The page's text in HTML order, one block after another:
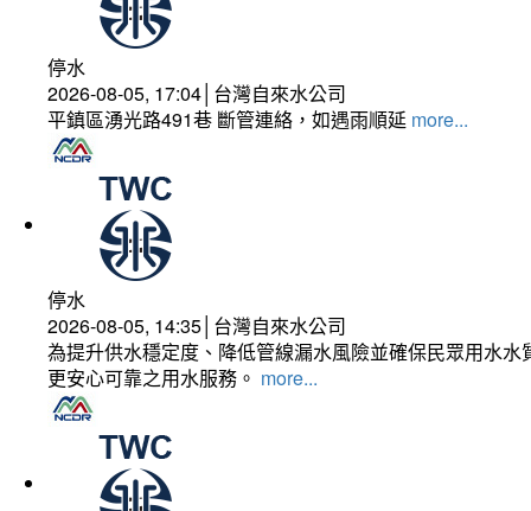
停水
2026-08-05, 17:04│台灣自來水公司
平鎮區湧光路491巷 斷管連絡，如遇雨順延 more...
停水
2026-08-05, 14:35│台灣自來水公司
為提升供水穩定度、降低管線漏水風險並確保民眾用水
更安心可靠之用水服務。 more...